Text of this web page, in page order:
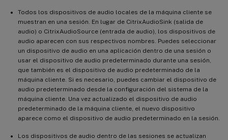
Todos los dispositivos de audio locales de la máquina cliente se
muestran en una sesión. En lugar de CitrixAudioSink (salida de
audio) o CitrixAudioSource (entrada de audio), los dispositivos de
audio aparecen con sus respectivos nombres. Puedes seleccionar
un dispositivo de audio en una aplicación dentro de una sesión o
usar el dispositivo de audio predeterminado durante una sesión,
que también es el dispositivo de audio predeterminado de la
máquina cliente. Si es necesario, puedes cambiar el dispositivo de
audio predeterminado desde la configuración del sistema de la
máquina cliente. Una vez actualizado el dispositivo de audio
predeterminado de la máquina cliente, el nuevo dispositivo
aparece como el dispositivo de audio predeterminado en la sesión.
Los dispositivos de audio dentro de las sesiones se actualizan
Mejoras en la instalación sencilla
Mejoras de XDPing
Compatibilidad con RHEL 8.7, Rocky Linux 8.7 y SUSE 15.4
Compatibilidad con Wayland (versión preliminar)
Todas las impresoras cliente ahora se pueden asignar a una
sesión de VDA de Linux
Asignación dinámica de unidades cliente y redirección de
carpetas cliente